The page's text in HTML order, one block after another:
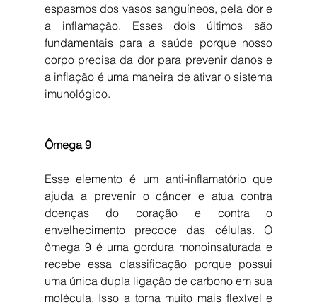
espasmos dos vasos sanguíneos, pela dor e
a inflamação. Esses dois últimos são
fundamentais para a saúde porque nosso
corpo precisa da dor para prevenir danos e
a inflação é uma maneira de ativar o sistema
imunológico.
Ômega 9
Esse elemento é um anti-inflamatório que
ajuda a prevenir o câncer e atua contra
doenças do coração e contra o
envelhecimento precoce das células. O
ômega 9 é uma gordura monoinsaturada e
recebe essa classificação porque possui
uma única dupla ligação de carbono em sua
molécula. Isso a torna muito mais flexível e